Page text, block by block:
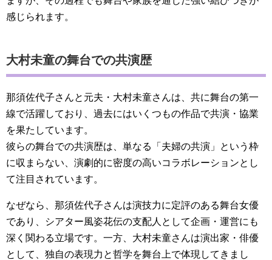
感じられます。
大村未童の舞台での共演歴
那須佐代子さんと元夫・大村未童さんは、共に舞台の第一
線で活躍しており、過去にはいくつもの作品で共演・協業
を果たしています。
彼らの舞台での共演歴は、単なる「夫婦の共演」という枠
に収まらない、演劇的に密度の高いコラボレーションとし
て注目されています。
なぜなら、那須佐代子さんは演技力に定評のある舞台女優
であり、シアター風姿花伝の支配人として企画・運営にも
深く関わる立場です。一方、大村未童さんは演出家・俳優
として、独自の表現力と哲学を舞台上で体現してきまし